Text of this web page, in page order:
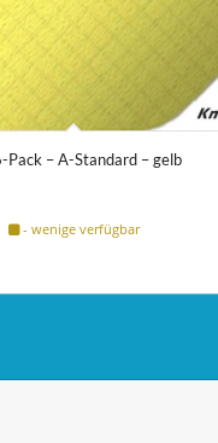
Pack – A-Standard – gelb
- wenige verfügbar